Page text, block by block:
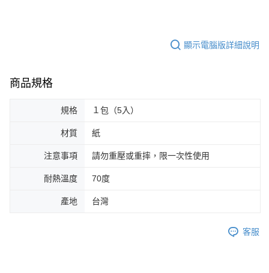
顯示電腦版詳細說明
商品規格
規格 １包（5入）
材質 紙
注意事項 請勿重壓或重摔，限一次性使用
耐熱溫度 70度
產地 台灣
客服